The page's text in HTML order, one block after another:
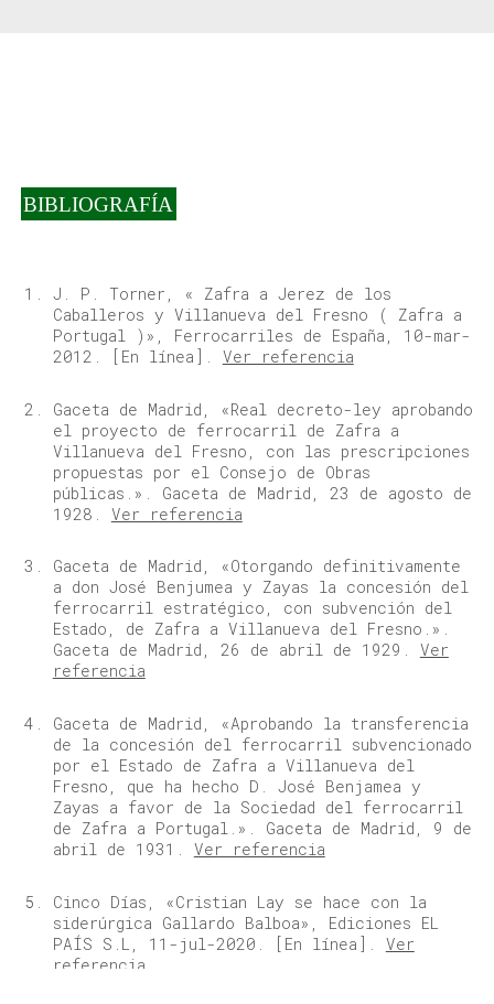
BIBLIOGRAFÍA
J. P. Torner, « Zafra a Jerez de los
Caballeros y Villanueva del Fresno ( Zafra a
Portugal )», Ferrocarriles de España, 10-mar-
2012. [En línea]. Ver referencia
Gaceta de Madrid, «Real decreto-ley aprobando
el proyecto de ferrocarril de Zafra a
Villanueva del Fresno, con las prescripciones
propuestas por el Consejo de Obras
públicas.». Gaceta de Madrid, 23 de agosto de
1928. Ver referencia
Gaceta de Madrid, «Otorgando definitivamente
a don José Benjumea y Zayas la concesión del
ferrocarril estratégico, con subvención del
Estado, de Zafra a Villanueva del Fresno.».
Gaceta de Madrid, 26 de abril de 1929. Ver
referencia
Gaceta de Madrid, «Aprobando la transferencia
de la concesión del ferrocarril subvencionado
por el Estado de Zafra a Villanueva del
Fresno, que ha hecho D. José Benjamea y
Zayas a favor de la Sociedad del ferrocarril
de Zafra a Portugal.». Gaceta de Madrid, 9 de
abril de 1931. Ver referencia
Cinco Días, «Cristian Lay se hace con la
siderúrgica Gallardo Balboa», Ediciones EL
PAÍS S.L, 11-jul-2020. [En línea]. Ver
referencia